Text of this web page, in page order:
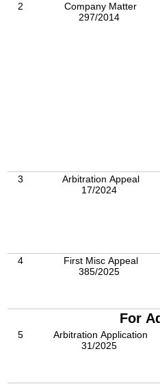
2
Company Matter
297/2014
3
Arbitration Appeal
17/2024
4
First Misc Appeal
385/2025
For
5
Arbitration Application
31/2025